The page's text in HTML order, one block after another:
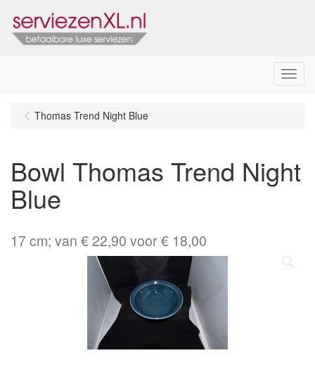
Menu
Thomas Trend Night Blue
Bowl Thomas Trend Night
Blue
17 cm; van € 22,90 voor € 18,00